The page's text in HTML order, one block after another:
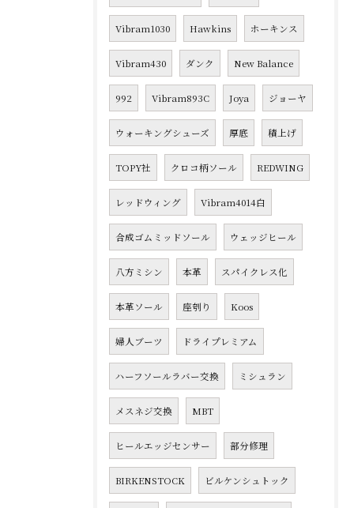
Vibram1030 Hawkins ホーキンス
Vibram430 ダンク New Balance
992 Vibram893C Joya ジョーヤ
ウォーキングシューズ 厚底 積上げ
TOPY社 クロコ柄ソール REDWING
レッドウィング Vibram4014白
合成ゴムミッドソール ウェッジヒール
八方ミシン 本革 スパイクレス化
本革ソール 座刳り Koos
婦人ブーツ ドライプレミアム
ハーフソールラバー交換 ミシュラン
メスネジ交換 MBT
ヒールエッジセンサー 部分修理
BIRKENSTOCK ビルケンシュトック